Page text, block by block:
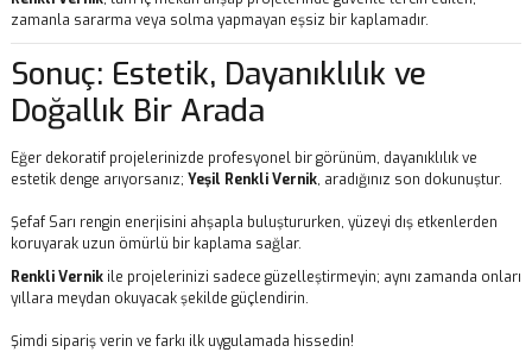
zamanla sararma veya solma yapmayan eşsiz bir kaplamadır.
Sonuç: Estetik, Dayanıklılık ve
Doğallık Bir Arada
Eğer dekoratif projelerinizde profesyonel bir görünüm, dayanıklılık ve
estetik denge arıyorsanız; Yeşil Renkli Vernik, aradığınız son dokunuştur.
Şefaf Sarı rengin enerjisini ahşapla buluştururken, yüzeyi dış etkenlerden
koruyarak uzun ömürlü bir kaplama sağlar.
Renkli Vernik ile projelerinizi sadece güzelleştirmeyin; aynı zamanda onları
yıllara meydan okuyacak şekilde güçlendirin.
Şimdi sipariş verin ve farkı ilk uygulamada hissedin!